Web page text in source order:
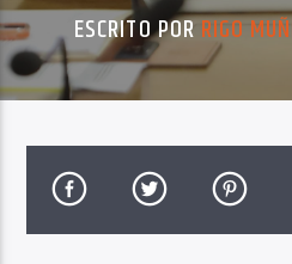
ESCRITO PORRIGO